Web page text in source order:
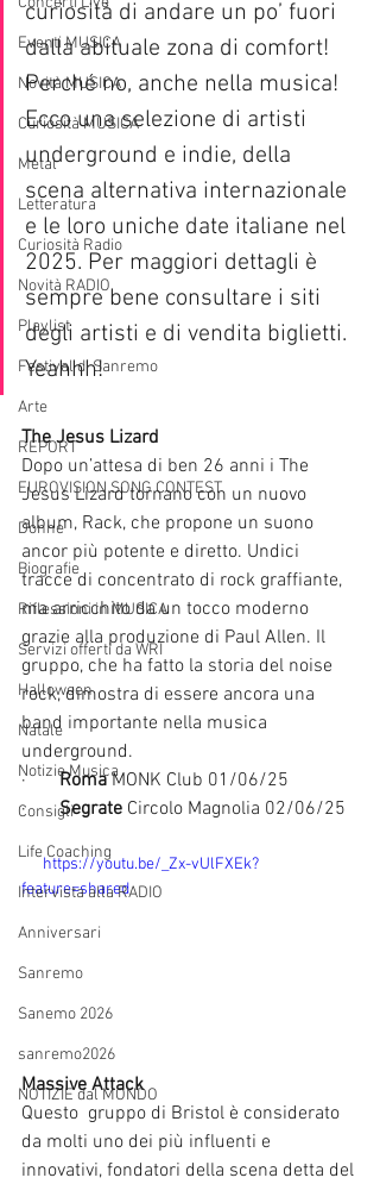
Eventi MUSICA
Novità MUSICA
Curiosità MUSICA
Metal
Letteratura
Curiosità Radio
Novità RADIO
Playlist
Festival di Sanremo
Arte
REPORT
EUROVISION SONG CONTEST
Donne
Biografie
Riflessioni in MUSICA
Servizi offerti da WRI
Halloween
Natale
Notizie Musica
Consigli
Life Coaching
Intervista alla RADIO
Anniversari
Sanremo
Sanemo 2026
sanremo2026
NOTIZIE dal MONDO
curiosità di andare un po’ fuori
dalla abituale zona di comfort!
Perché no, anche nella musica!
Ecco una selezione di artisti
underground e indie, della
scena alternativa internazionale
e le loro uniche date italiane nel
2025. Per maggiori dettagli è
sempre bene consultare i siti
degli artisti e di vendita biglietti.
Yeahhh!
The Jesus Lizard
Dopo un’attesa di ben 26 anni i The
Jesus Lizard tornano con un nuovo
album, Rack, che propone un suono
ancor più potente e diretto. Undici
tracce di concentrato di rock graffiante,
ma arricchito da un tocco moderno
grazie alla produzione di Paul Allen. Il
gruppo, che ha fatto la storia del noise
rock, dimostra di essere ancora una
band importante nella musica
underground.
· Roma MONK Club 01/06/25
· Segrate Circolo Magnolia 02/06/25
https://youtu.be/_Zx-vUlFXEk?
feature=shared
Massive Attack
Questo gruppo di Bristol è considerato
da molti uno dei più influenti e
innovativi, fondatori della scena detta del